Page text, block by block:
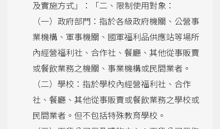
及實施方式」：「二、限制使用對象：
（一）政府部門：指於各級政府機關、公營事
業機構、軍事機關、國軍福利品供應站等場所
內經營福利社、合作社、餐廳、其他從事販賣
或餐飲業務之機關、事業機構或民間業者。
（二）學校：指於學校內經營福利社、合作
社、餐廳、其他從事販賣或餐飲業務之學校或
民間業者。但不包括特殊教育學校。